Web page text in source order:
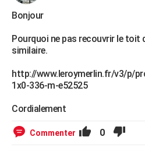
Bonjour
Pourquoi ne pas recouvrir le toit
similaire.
http://www.leroymerlin.fr/v3/p/
1x0-336-m-e52525
Cordialement
Commenter 0